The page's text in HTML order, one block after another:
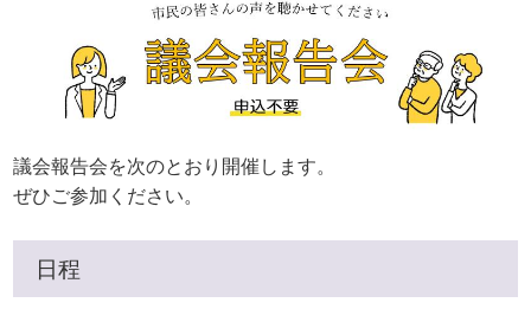
議会報告会を次のとおり開催します。
ぜひご参加ください。
日程